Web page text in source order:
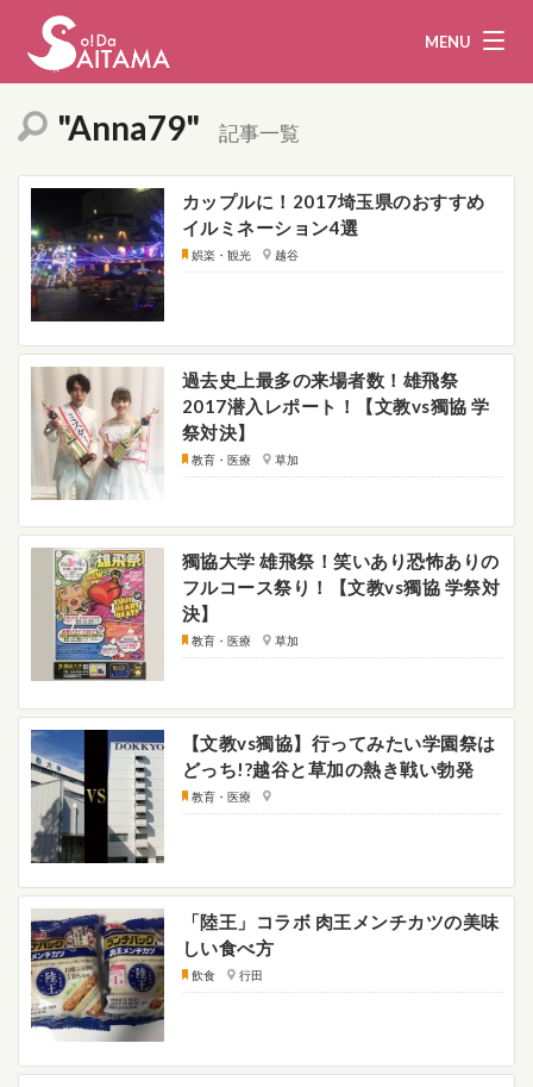
MENU
娯楽・観光 飲食
企業・団体
行政
地域から探す
募集！
運営団体 ライター
"Anna79" 記事一覧
カップルに！2017埼玉県のおすすめ
イルミネーション4選
娯楽・観光 越谷
過去史上最多の来場者数！雄飛祭
2017潜入レポート！【文教vs獨協 学
祭対決】
教育・医療 草加
獨協大学 雄飛祭！笑いあり恐怖ありの
フルコース祭り！【文教vs獨協 学祭対
決】
教育・医療 草加
【文教vs獨協】行ってみたい学園祭は
どっち!?越谷と草加の熱き戦い勃発
教育・医療
「陸王」コラボ 肉王メンチカツの美味
しい食べ方
飲食 行田